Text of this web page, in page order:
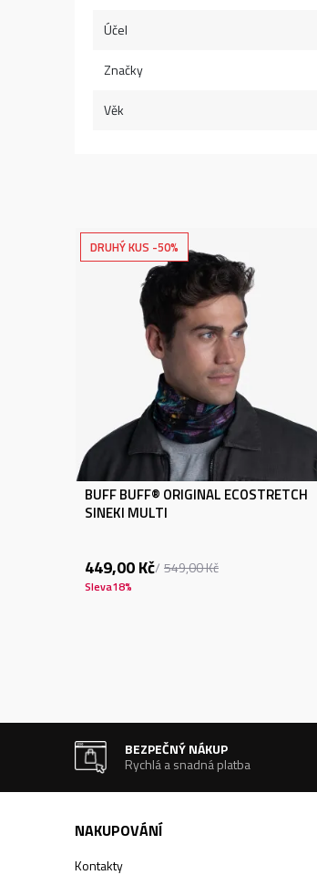
Účel
Značky
Věk
DRUHÝ KUS -50%
BUFF BUFF® ORIGINAL ECOSTRETCH
SINEKI MULTI
449,00Kč 549,00Kč
Sleva18%
BEZPEČNÝ NÁKUP
Rychlá a snadná platba
NAKUPOVÁNÍ
Kontakty